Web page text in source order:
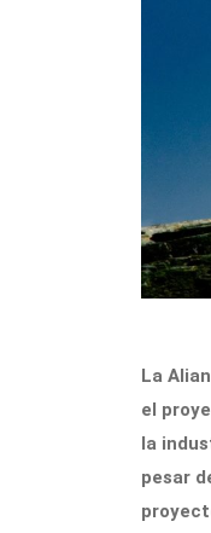
La
el
la
pesar